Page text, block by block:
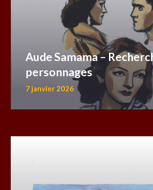
Aude Samama –
personnages
7 janvier 2026